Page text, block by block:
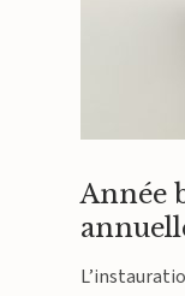
Année